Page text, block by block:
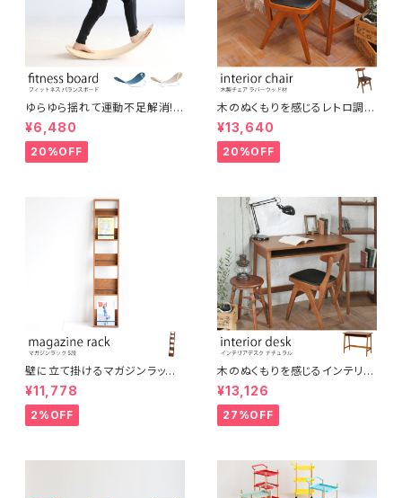
ゆらゆら揺れて運動不足解消!
大人からこどもまでスキマ時間
に楽しめる木製フィットネスボー
ド バランスボード ヨガ 北欧風
シンプル コンパクト テレワーク
¥6,480
20%OFF
木のぬくもりを感じるレトロ調コ
ンパクトチェア ブラウン ウッドチ
ェア アンティーク調 シンプル ナ
チュラル シャビー おしゃれ 椅子
イス デスクチェア インテリア
¥13,640
20%OFF
壁に立て掛けるマガジンラック
5段 木製 ディスプレイラック パ
ンフレットスタンド
¥11,778
2%OFF
木のぬくもりを感じるインテリア
デスク オーク材使用 ブラウン
ナチュラルスタイル ヴィンテージ
風 レトロ カントリー調 机 イン
テリア
¥13,126
27%OFF